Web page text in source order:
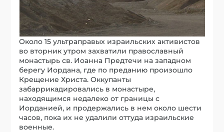
Около 15 ультраправых израильских активистов
во вторник утром захватили православный
монастырь св. Иоанна Предтечи на западном
берегу Иордана, где по преданию произошло
Крещение Христа. Оккупанты
забаррикадировались в монастыре,
находящимся недалеко от границы с
Иорданией, и продержались в нем около шести
часов, пока их не удалили оттуда израильские
военные.